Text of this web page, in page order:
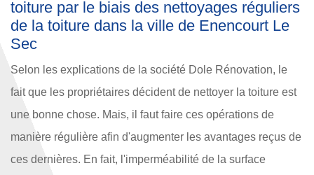
toiture par le biais des nettoyages réguliers
de la toiture dans la ville de Enencourt Le
Sec
Selon les explications de la société Dole Rénovation, le
fait que les propriétaires décident de nettoyer la toiture est
une bonne chose. Mais, il faut faire ces opérations de
manière régulière afin d'augmenter les avantages reçus de
ces dernières. En fait, l'imperméabilité de la surface